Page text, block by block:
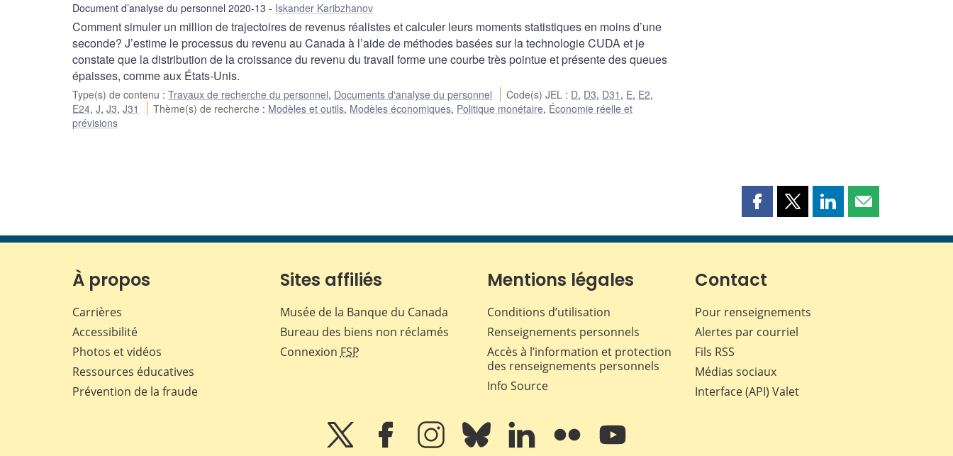
Document d’analyse du personnel 2020-13 Iskander Karibzhanov
Comment simuler un million de trajectoires de revenus réalistes et calculer leurs moments statistiques en moins d’une
seconde? J’estime le processus du revenu au Canada à l’aide de méthodes basées sur la technologie CUDA et je
constate que la distribution de la croissance du revenu du travail forme une courbe très pointue et présente des queues
épaisses, comme aux États-Unis.
Type(s) de contenu : Travaux de recherche du personnel, Documents d'analyse du personnel Code(s) JEL : D, D3, D31 , E, E2,
E24, J, J3, J31 Thème(s) de recherche : Modèles et outils, Modèles économiques, Politique monétaire, Économie réelle et
prévisions
Partager
page
Facebook
Partager
page
Partager
page
Partager
page
À propos
Carrières
Accessibilité
Photos et vidéos
Ressources éducatives
Prévention de la fraude
Sites affiliés
Musée de la Banque du Canada
Bureau des biens non réclamés
Connexion FSP
Mentions légales
Conditions d’utilisation
Renseignements personnels
Accès à l’information et protection
des renseignements personnels
Info Source
Contact
Pour renseignements
Alertes par courriel
Fils RSS
Médias sociaux
Interface (API) Valet